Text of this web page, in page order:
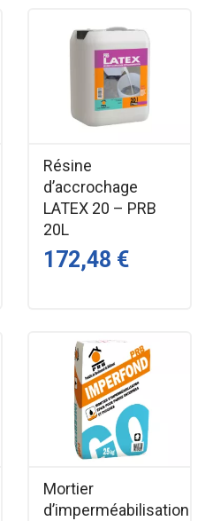
Résine
d’accrochage
LATEX 20 – PRB
20L
172,48 €
Mortier
d’imperméabilisation